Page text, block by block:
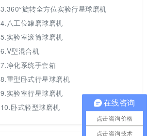
3.360°旋转全方位实验行星球磨机
4.八工位罐磨球磨机
5.实验室滚筒球磨机
6.V型混合机
7.净化系统手套箱
8.重型卧式行星球磨机
9.实验室行星球磨机
10.卧式轻型球磨机
在线咨询
点击咨询价格
点击咨询技术